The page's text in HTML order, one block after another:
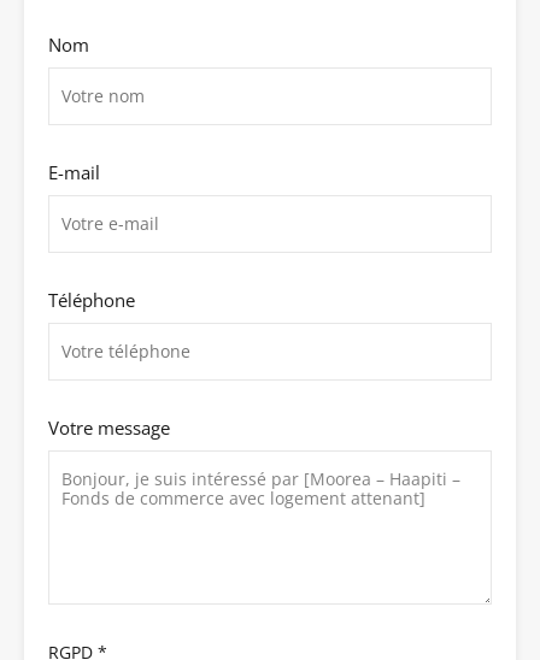
Nom
E-mail
Téléphone
Votre message
RGPD *